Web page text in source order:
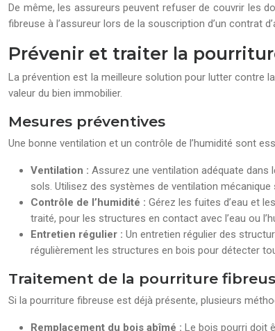
De même, les assureurs peuvent refuser de couvrir les
fibreuse à l’assureur lors de la souscription d’un contrat
Prévenir et traiter la
La prévention est la meilleure solution pour lutter contre
valeur du bien immobilier.
Mesures préventives
Une bonne ventilation et un contrôle de l’humidité sont
Ventilation : Assurez une ventilation adéquate
sols. Utilisez des systèmes de ventilation
Contrôle de l’humidité : Gérez les fuites d’eau et
traité, pour les structures en contact avec l’eau ou
Entretien régulier : Un entretien régulier des
régulièrement les structures en bois pour détecter
Traitement de la pourriture
Si la pourriture fibreuse est déjà présente, plusieurs
Remplacement du bois abîmé : Le bois pourri doit